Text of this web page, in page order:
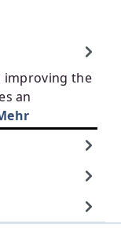
improving the
an